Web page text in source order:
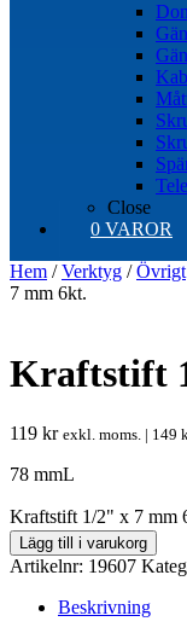
Close
0 VAROR
Hem /Verktyg /Övrigt
7 mm 6kt.
Kraftstift
119 kr exkl. moms. | 149
78 mmL
Kraftstift 1/2" x 7 mm
Lägg till i varukorg
Artikelnr: 19607
Beskrivning